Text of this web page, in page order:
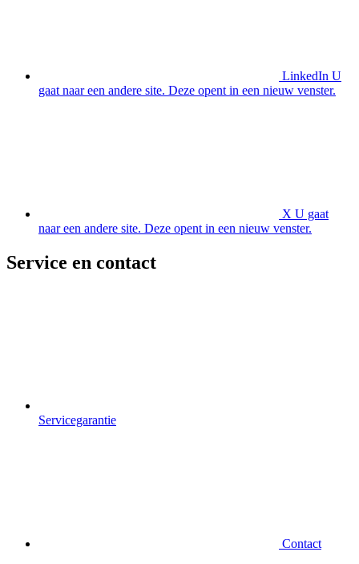
LinkedIn U
gaat naar een andere site. Deze opent in een nieuw venster.
X U gaat
naar een andere site. Deze opent in een nieuw venster.
Service en contact
Servicegarantie
Contact